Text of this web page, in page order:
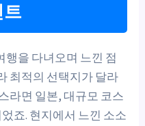
트
행을 다녀오며 느낀 점
최적의 선택지가 달라
라면 일본, 대규모 코스
죠. 현지에서 느낀 소소